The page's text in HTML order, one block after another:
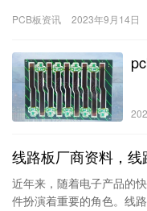
PCB板资讯 2023年9月14日
线路板厂商资料，
近年来，随着电子产品的
件扮演着重要的角色。线